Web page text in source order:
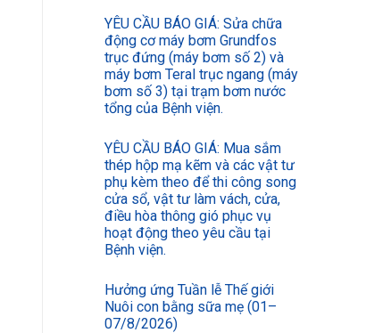
YÊU CẦU BÁO GIÁ: Sửa chữa
động cơ máy bơm Grundfos
trục đứng (máy bơm số 2) và
máy bơm Teral trục ngang (máy
bơm số 3) tại trạm bơm nước
tổng của Bệnh viện.
YÊU CẦU BÁO GIÁ: Mua sắm
thép hộp mạ kẽm và các vật tư
phụ kèm theo để thi công song
cửa sổ, vật tư làm vách, cửa,
điều hòa thông gió phục vụ
hoạt động theo yêu cầu tại
Bệnh viện.
Hưởng ứng Tuần lễ Thế giới
Nuôi con bằng sữa mẹ (01–
07/8/2026)